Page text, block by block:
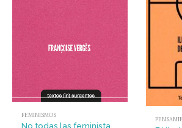
FEMINISMOS